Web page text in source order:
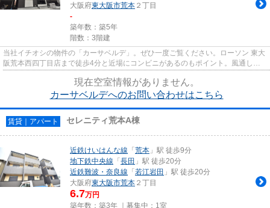
大阪府東大阪市荒本 ２丁目
-
築年数：築5年
階数：3階建
当社イチオシの物件の「カーサベルデ」。ぜひ一度ご覧ください。ローソン 東大
阪荒本西四丁目店まで徒歩4分と近場にコンビニがあるのもポイント。風通しの
よさが魅力の物件です。築5年...
現在空室情報がありません。
カーサベルデへのお問い合わせはこちら
賃貸｜アパート セレニティ荒本A棟
近鉄けいはんな線 「荒本 」駅 徒歩9分
地下鉄中央線 「長田 」駅 徒歩20分
近鉄難波・奈良線 「若江岩田 」駅 徒歩20分
大阪府東大阪市荒本 ２丁目
6.7万円
築年数：築3年 ｜募集中： 1室